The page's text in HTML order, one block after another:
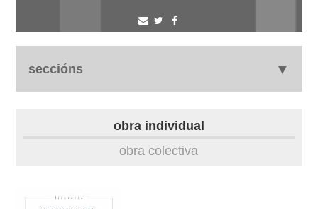
seccións
obra individual
obra colectiva